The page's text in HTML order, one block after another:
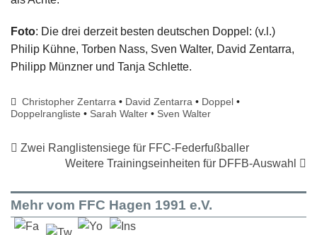
Foto: Die drei derzeit besten deutschen Doppel: (v.l.)
Philip Kühne, Torben Nass, Sven Walter, David Zentarra,
Philipp Münzner und Tanja Schlette.
Christopher Zentarra • David Zentarra • Doppel •
Doppelrangliste • Sarah Walter • Sven Walter
Zwei Ranglistensiege für FFC-Federfußballer
Weitere Trainingseinheiten für DFFB-Auswahl
Mehr vom FFC Hagen 1991 e.V.